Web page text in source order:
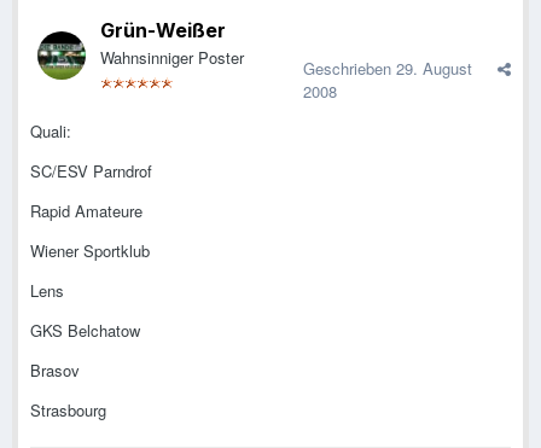
Grün-Weißer
Wahnsinniger Poster Geschrieben 29. August
2008
Quali:
SC/ESV Parndrof
Rapid Amateure
Wiener Sportklub
Lens
GKS Belchatow
Brasov
Strasbourg